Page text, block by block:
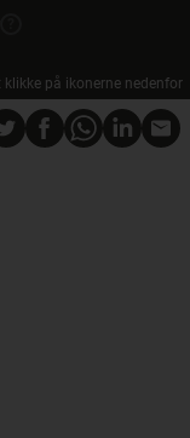
på ikonerne nedenfor